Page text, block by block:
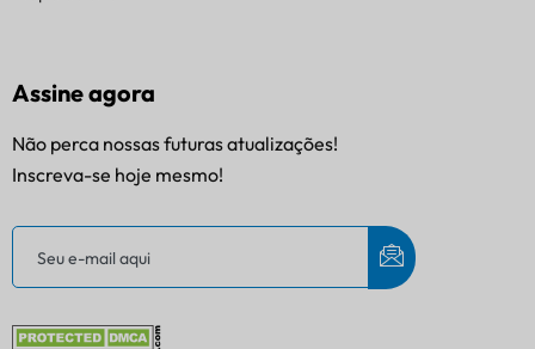
Assine agora
Não perca nossas futuras atualizações!
Inscreva-se hoje mesmo!